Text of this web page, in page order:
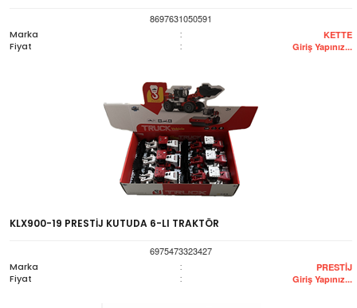
8697631050591
Marka
: KETTE
Fiyat : Giriş Yapınız...
KLX900-19 PRESTİJ KUTUDA 6-LI TRAKTÖR
6975473323427
Marka
: PRESTİJ
Fiyat : Giriş Yapınız...